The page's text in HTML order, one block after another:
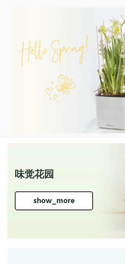
theme_huodong
+86 (0) 21 / 3352 2300
味觉花园
show_more